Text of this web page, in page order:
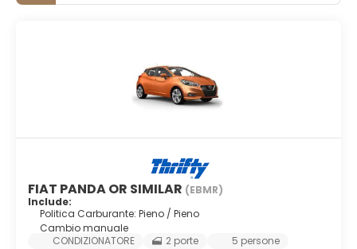
FIAT PANDA OR SIMILAR (EBMR)
Include:
Politica Carburante: Pieno / Pieno
Cambio manuale
CONDIZIONATORE
2 porte
5 persone